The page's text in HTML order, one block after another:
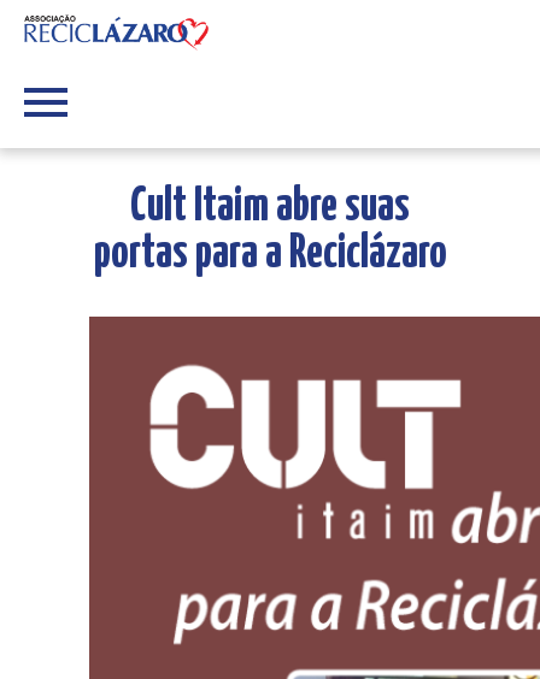
Cult Itaim abre suas
portas para a Reciclázaro